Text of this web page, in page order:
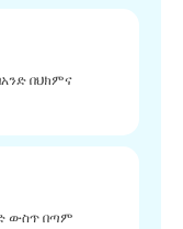
በህክምና
ውስጥ በጣም